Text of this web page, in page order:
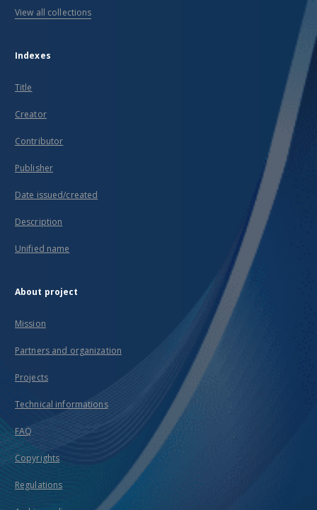
View all collections
Indexes
Title
Creator
Contributor
Publisher
Date issued/created
Description
Unified name
About project
Mission
Partners and organization
Projects
Technical informations
FAQ
Copyrights
Regulations